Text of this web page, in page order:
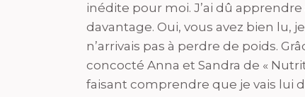
inédite pour moi. J’ai dû
davantage. Oui, vous avez bien lu,
n’arrivais pas à perdre de poids.
concocté Anna et Sandra de «
faisant comprendre que je vais lui